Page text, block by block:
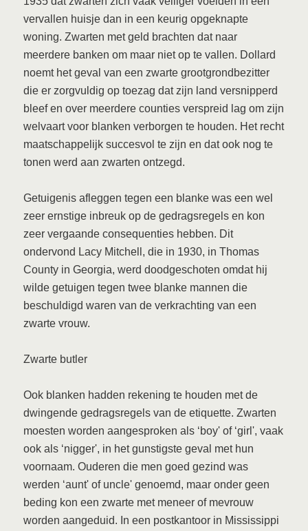
vervallen huisje dan in een keurig opgeknapte
woning. Zwarten met geld brachten dat naar
meerdere banken om maar niet op te vallen. Dollard
noemt het geval van een zwarte grootgrondbezitter
die er zorgvuldig op toezag dat zijn land versnipperd
bleef en over meerdere counties verspreid lag om zijn
welvaart voor blanken verborgen te houden. Het recht
maatschappelijk succesvol te zijn en dat ook nog te
tonen werd aan zwarten ontzegd.
Getuigenis afleggen tegen een blanke was een wel
zeer ernstige inbreuk op de gedragsregels en kon
zeer vergaande consequenties hebben. Dit
ondervond Lacy Mitchell, die in 1930, in Thomas
County in Georgia, werd doodgeschoten omdat hij
wilde getuigen tegen twee blanke mannen die
beschuldigd waren van de verkrachting van een
zwarte vrouw.
Zwarte butler
Ook blanken hadden rekening te houden met de
dwingende gedragsregels van de etiquette. Zwarten
moesten worden aangesproken als ‘boy' of ‘girl', vaak
ook als ‘nigger', in het gunstigste geval met hun
voornaam. Ouderen die men goed gezind was
werden ‘aunt' of uncle' genoemd, maar onder geen
beding kon een zwarte met meneer of mevrouw
worden aangeduid. In een postkantoor in Mississippi